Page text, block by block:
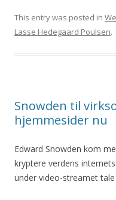
This entry was posted in
Lasse Hedegaard Poulsen.
Snowden til
hjemmesider nu
Edward Snowden kom
kryptere verdens
under video-streamet